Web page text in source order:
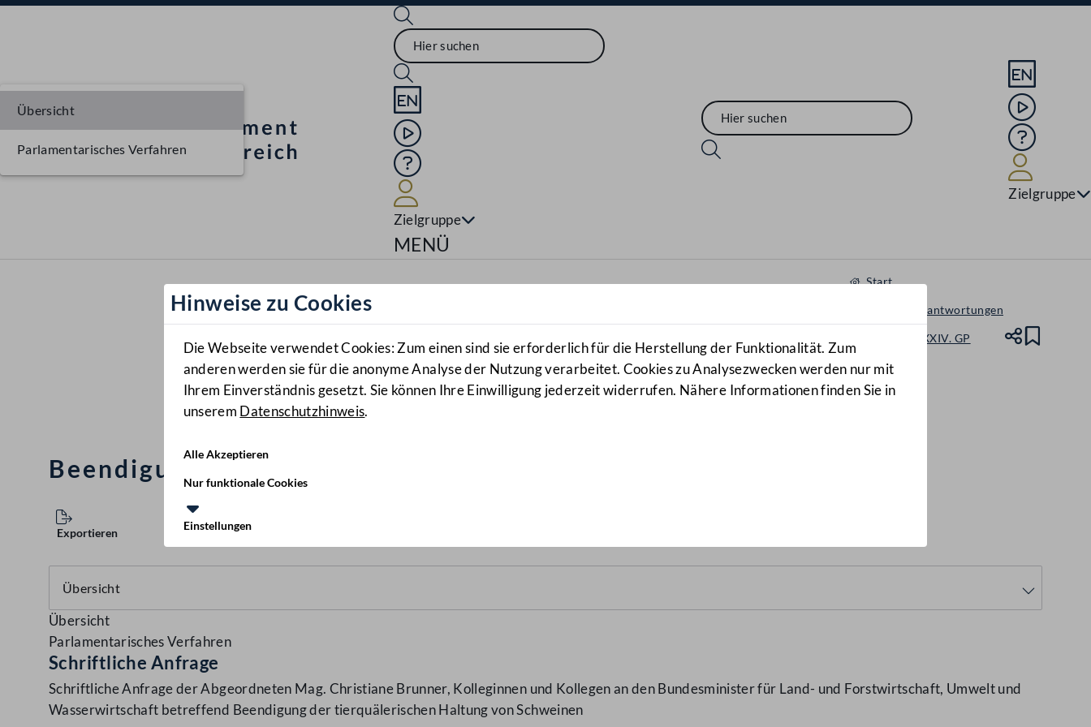
Sprache English
Mediathek
Hilfe
Zielgruppe
Navigationsmenü öffnen
MENÜ
Sprache
Mediathek
Hilfe
Zielgruppe
Hinweise zu Cookies
Die Webseite verwendet Cookies: Zum einen sind sie erforderlich für die Herstellung der Funktionalität. Zum
anderen werden sie für die anonyme Analyse der Nutzung verarbeitet. Cookies zu Analysezwecken werden nur mit
Ihrem Einverständnis gesetzt. Sie können Ihre Einwilligung jederzeit widerrufen. Nähere Informationen finden Sie in
unserem Datenschutzhinweis.
Alle Akzeptieren
Nur funktionale Cookies
Einstellungen
Start
Anfragen & Beantwortungen
Nationalrat - XXIV. GP
Anfragen
7376/J
Beendigung der tierquälerischen Haltung von Schweinen
Exportieren
Übersicht
Parlamentarisches Verfahren
Übersicht
Parlamentarisches Verfahren
Schriftliche Anfrage
Schriftliche Anfrage der Abgeordneten Mag. Christiane Brunner, Kolleginnen und Kollegen an den Bundesminister für Land- und Forstwirtschaft, Umwelt und
Wasserwirtschaft betreffend Beendigung der tierquälerischen Haltung von Schweinen